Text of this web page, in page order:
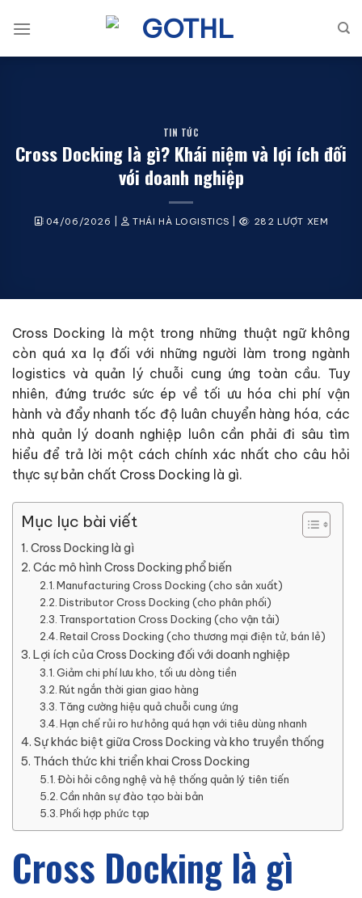
qua
TIN TỨC
Cross Docking là gì? Khái niệm và lợi ích đối
với doanh nghiệp
04/06/2026 | THÁI HÀ LOGISTICS | 282 LƯỢT XEM
Cross Docking là một trong những thuật ngữ không
còn quá xa lạ đối với những người làm trong ngành
logistics và quản lý chuỗi cung ứng toàn cầu. Tuy
nhiên, đứng trước sức ép về tối ưu hóa chi phí vận
hành và đẩy nhanh tốc độ luân chuyển hàng hóa, các
nhà quản lý doanh nghiệp luôn cần phải đi sâu tìm
hiểu để trả lời một cách chính xác nhất cho câu hỏi
thực sự bản chất Cross Docking là gì.
Mục lục bài viết
Cross Docking là gì
Các mô hình Cross Docking phổ biến
Manufacturing Cross Docking (cho sản xuất)
Distributor Cross Docking (cho phân phối)
Transportation Cross Docking (cho vận tải)
Retail Cross Docking (cho thương mại điện tử, bán lẻ)
Lợi ích của Cross Docking đối với doanh nghiệp
Giảm chi phí lưu kho, tối ưu dòng tiền
Rút ngắn thời gian giao hàng
Tăng cường hiệu quả chuỗi cung ứng
Hạn chế rủi ro hư hỏng quá hạn với tiêu dùng nhanh
Sự khác biệt giữa Cross Docking và kho truyền thống
Thách thức khi triển khai Cross Docking
Đòi hỏi công nghệ và hệ thống quản lý tiên tiến
Cần nhân sự đào tạo bài bản
Phối hợp phức tạp
Cross Docking là gì